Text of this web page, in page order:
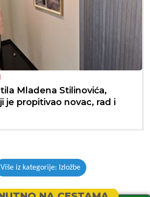
Mladena Stilinovića,
je propitivao novac, rad i
Više iz kategorije: Izložbe